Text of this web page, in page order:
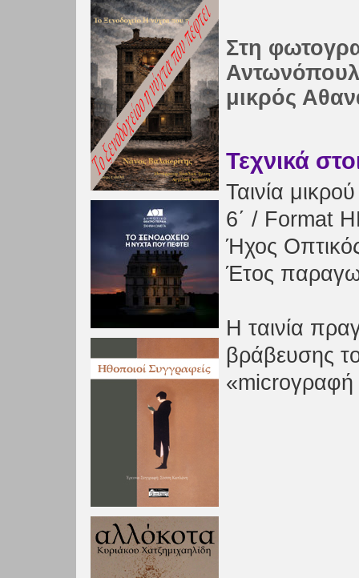
Στη
μικρός
Τεχνικά
Ταινία
6΄ / Format
Ήχος
Έτος
Η ταινία
βράβευσης